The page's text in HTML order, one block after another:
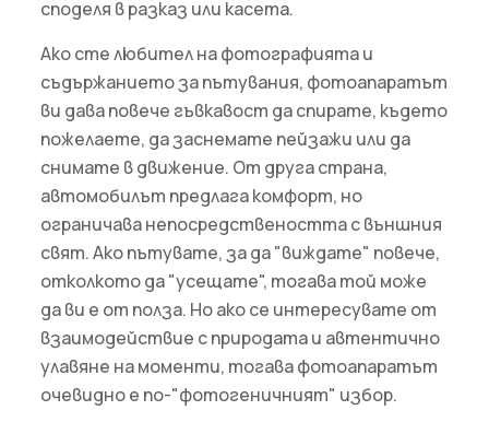
споделя в разказ или касета.
Ако сте любител на фотографията и
съдържанието за пътувания, фотоапаратът
ви дава повече гъвкавост да спирате, където
пожелаете, да заснемате пейзажи или да
снимате в движение. От друга страна,
автомобилът предлага комфорт, но
ограничава непосредствеността с външния
свят. Ако пътувате, за да "виждате" повече,
отколкото да "усещате", тогава той може
да ви е от полза. Но ако се интересувате от
взаимодействие с природата и автентично
улавяне на моменти, тогава фотоапаратът
очевидно е по-"фотогеничният" избор.